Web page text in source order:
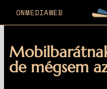
ONMEDIAWEB
de mégsem